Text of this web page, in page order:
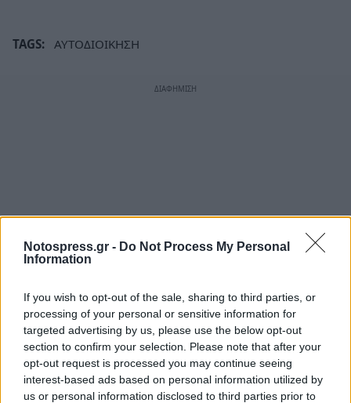
Notospress.gr - Do Not Process My Personal
Information
If you wish to opt-out of the sale, sharing to third parties, or
processing of your personal or sensitive information for
targeted advertising by us, please use the below opt-out
section to confirm your selection. Please note that after your
opt-out request is processed you may continue seeing
interest-based ads based on personal information utilized by
us or personal information disclosed to third parties prior to
TAGS: ΑΥΤΟΔΙΟΙΚΗΣΗ